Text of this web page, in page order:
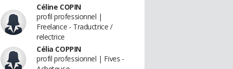
Céline COPIN
profil professionnel |
Freelance - Traductrice /
relectrice
Célia COPPIN
profil professionnel | Fives -